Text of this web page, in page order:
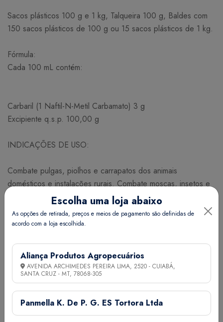
Sacos plásticos 100 g e 1 kg, Talqueira 100 g, Baldes com
150 sacos plásticos de 100 g ou 15 sacos plásticos de 1 kg.
Fórmula:
Cada 100 mL contém:
Carbaril (1 Naftil-N-Metil Carbamato) 3 g
Excipiente q.s.p. 100,00 g
INDICAÇÕES DE USO:
Combate pulgas, piolhos e carrapatos dos animais
domésticos e instalações rurais. Combate moscas, insetos e
ácaros dos currais, estábulos, pocilgas, galinheiros e outras
dependências rurais.
Uso externo. Cobrir o corpo do animal com uma fina camada
de pó espalhando bem entre os pelos. Polvilhar as
instalações, esterqueiras, currais e cama dos animais com 50
g a 100 g do produto por m² para controlar as infestações
de moscas, ácaros e outros insetos, aplicando nos ninhos de
Escolha uma loja abaixo
As opções de retirada, preços e meios de pagamento são definidas de
acordo com a loja escolhida.
Aliança Produtos Agropecuários
AVENIDA ARCHIMEDES PEREIRA LIMA, 2520 - CUIABÁ,
SANTA CRUZ - MT, 78068-305
Panmella K. De P. G. ES Tortora Ltda